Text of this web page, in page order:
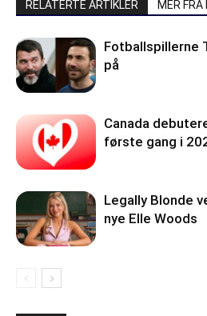
RELATERTE ARTIKLER MER FRA
Fotballspillerne
på
Canada
første gang i
Legally Blonde
nye Elle Woods